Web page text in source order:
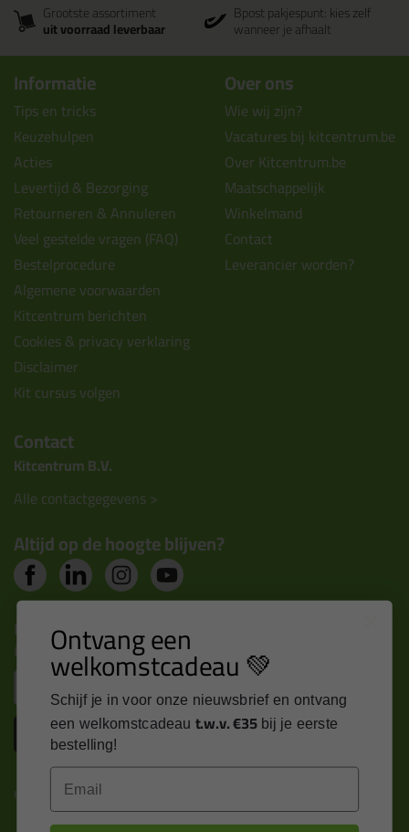
Grootste assortiment
uit voorraad leverbaar
Bpost pakjespunt: kies zelf
wanneer je afhaalt
Informatie
Tips en tricks
Keuzehulpen
Acties
Levertijd & Bezorging
Retourneren & Annuleren
Veel gestelde vragen (FAQ)
Bestelprocedure
Algemene voorwaarden
Kitcentrum berichten
Cookies & privacy verklaring
Disclaimer
Kit cursus volgen
Over ons
Wie wij zijn?
Vacatures bij kitcentrum.be
Over Kitcentrum.be
Maatschappelijk
Winkelmand
Contact
Leverancier worden?
Contact
Kitcentrum B.V.
Alle contactgegevens >
Altijd op de hoogte blijven?
Nieuws, tips en exclusieve deals rechtstreeks in je
inbox
Inschrijven
Kitcentrum is trots op:
Ontvang een
welkomstcadeau 💚
Schijf je in voor onze nieuwsbrief en ontvang
een welkomstcadeau t.w.v. €35 bij je eerste
bestelling!
Email